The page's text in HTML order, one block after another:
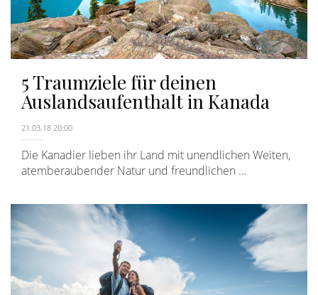
5 Traumziele für deinen
Auslandsaufenthalt in Kanada
21.03.18 20:00
Die Kanadier lieben ihr Land mit unendlichen Weiten,
atemberaubender Natur und freundlichen ...